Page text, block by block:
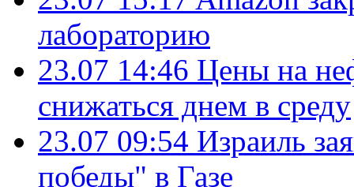
лабораторию
23.07 14:46 Цены на
снижаться днем в среду
23.07 09:54 Израиль
победы" в Газе